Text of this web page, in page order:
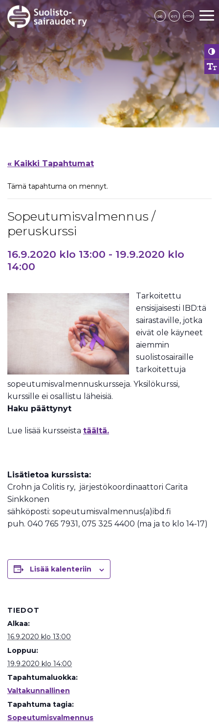
se en sme
« Kaikki Tapahtumat
Tämä tapahtuma on mennyt.
Sopeutumisvalmennus /
peruskurssi
16.9.2020 klo 13:00 - 19.9.2020 klo
14:00
Tarkoitettu
ensisijaisesti IBD:tä
sairastaville, jotka
eivät ole käyneet
aiemmin
suolistosairaille
tarkoitettuja
sopeutumisvalmennuskursseja. Yksilökurssi,
kurssille ei osallistu läheisiä.
Haku päättynyt
Lue lisää kursseista täältä.
Lisätietoa kurssista:
Crohn ja Colitis ry, järjestökoordinaattori Carita
Sinkkonen
sähköposti: sopeutumisvalmennus(a)ibd.fi
puh. 040 765 7931, 075 325 4400 (ma ja to klo 14-17)
Lisää kalenteriin
TIEDOT
Alkaa:
16.9.2020 klo 13:00
Loppuu:
19.9.2020 klo 14:00
Tapahtumaluokka:
Valtakunnallinen
Tapahtuma tagia:
Sopeutumisvalmennus